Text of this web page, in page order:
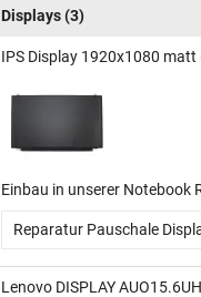
Displays(3)
IPS Display 1920x1080
Einbau in unserer Notebook
Reparatur Pauschale
Lenovo DISPLAY